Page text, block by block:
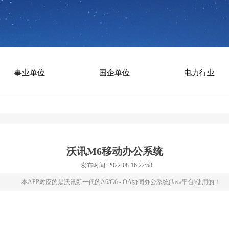
事业单位 国企单位 电力行业
沃讯M6移动办公系统
发布时间: 2022-08-16 22:58
本APP对应的是沃讯新一代的A6/G6 - OA协同办公系统(Java平台)使用的！